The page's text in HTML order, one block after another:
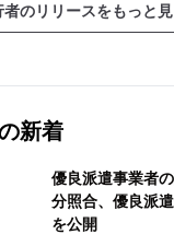
者のリリースをもっと
新着
優良派遣事業者
分照合、優良派
を公開